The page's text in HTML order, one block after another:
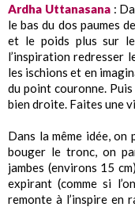
Ardha Uttanasana:
le bas du dos paumes
et le poids plus sur
l’inspiration redresser
les ischions et en
du point couronne.
bien droite. Faites une
Dans la même idée,
bouger le tronc, on
jambes (environs 15
expirant (comme si
remonte à l’inspire en